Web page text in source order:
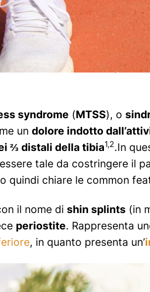
syndrome (MTSS), o
un dolore indotto
⅔ distali della tibia1,2.In
tale da costringere il
quindi chiare le common
il nome di shin splints (in
periostite. Rappresenta
, in quanto presenta un’